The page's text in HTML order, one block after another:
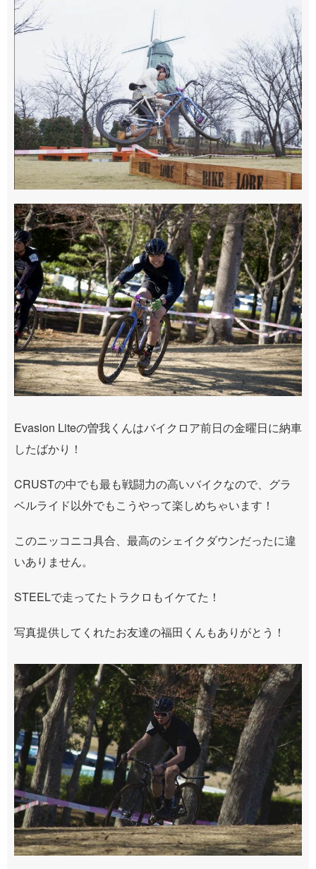
Evasion Liteの曽我くんはバイクロア前日の金曜日に納車
したばかり！
CRUSTの中でも最も戦闘力の高いバイクなので、グラ
ベルライド以外でもこうやって楽しめちゃいます！
このニッコニコ具合、最高のシェイクダウンだったに違
いありません。
STEELで走ってたトラクロもイケてた！
写真提供してくれたお友達の福田くんもありがとう！